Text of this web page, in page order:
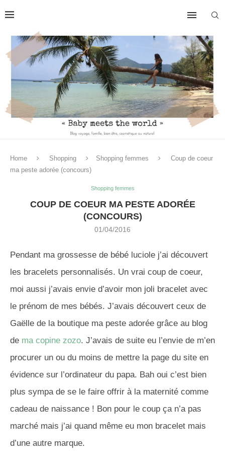
Home Shopping Shopping femmes
Coup de coeur
ma peste adorée (concours)
Shopping femmes
COUP DE COEUR MA PESTE ADORÉE
(CONCOURS)
01/04/2016
Pendant ma grossesse de bébé luciole j’ai découvert
les bracelets personnalisés. Un vrai coup de coeur,
moi aussi j’avais envie d’avoir mon joli bracelet avec
le prénom de mes bébés. J’avais découvert ceux de
Gaëlle de la boutique ma peste adorée grâce au blog
de ma copine zozo. J’avais de suite eu l’envie de m’en
procurer un ou du moins de mettre la page du site en
évidence sur l’ordinateur du papa. Bah oui c’est bien
plus sympa de se le faire offrir à la maternité comme
cadeau de naissance ! Bon pour le coup ça n’a pas
marché mais j’ai quand même eu mon bracelet mais
d’une autre marque.